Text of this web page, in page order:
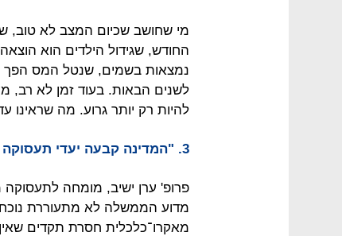
מי שחושב שכיום המצב לא טוב,
החודש, שגידול הילדים הוא
נמצאות בשמים, שנטל המס הפך
לשנים הבאות. בעוד זמן לא רב,
להיות רק יותר גרוע. מה שראינו
3. "המדינה קבעה יעדי תעסוקה פנטזיונריים"
פרופ' ערן ישיב, מומחה
מדוע הממשלה לא מתעוררת נוכח
מאקרו־כלכלית חסרת תקדים